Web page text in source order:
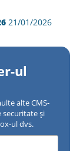
21/01/2026
ul
alte CMS-
securitate și
ul dvs.